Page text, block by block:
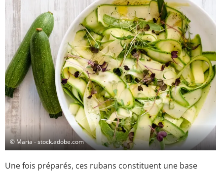
© Maria - stock.adobe.com
Une fois préparés, ces rubans constituent une base